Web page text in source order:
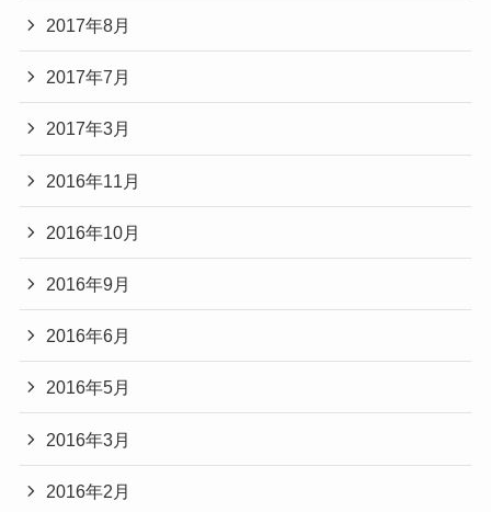
2017年8月
2017年7月
2017年3月
2016年11月
2016年10月
2016年9月
2016年6月
2016年5月
2016年3月
2016年2月